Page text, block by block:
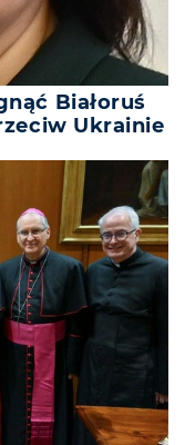
Białoruś
Ukrainie